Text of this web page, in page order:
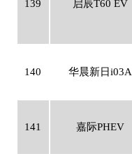
139 启辰T60 EV
140 华晨新日i03A
141 嘉际PHEV